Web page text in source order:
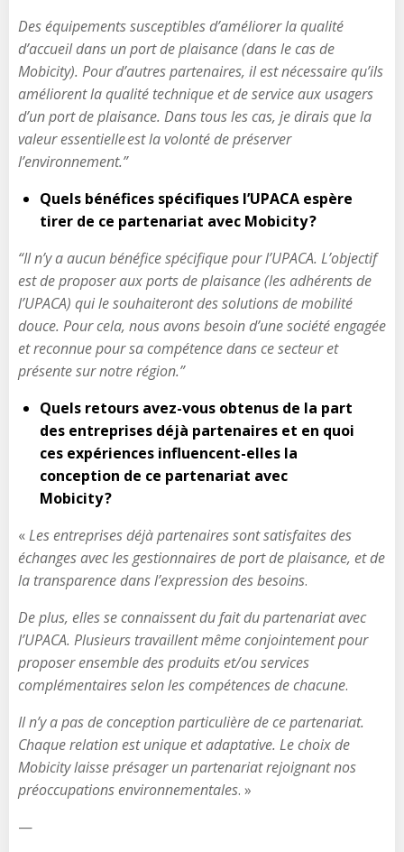
Des équipements susceptibles d’améliorer la qualité
d’accueil dans un port de plaisance (dans le cas de
Mobicity). Pour d’autres partenaires, il est nécessaire qu’ils
améliorent la qualité technique et de service aux usagers
d’un port de plaisance. Dans tous les cas, je dirais que la
valeur essentielle est la volonté de préserver
l’environnement.”
Quels bénéfices spécifiques l’UPACA espère
tirer de ce partenariat avec Mobicity ?
“Il n’y a aucun bénéfice spécifique pour l’UPACA. L’objectif
est de proposer aux ports de plaisance (les adhérents de
l’UPACA) qui le souhaiteront des solutions de mobilité
douce. Pour cela, nous avons besoin d’une société engagée
et reconnue pour sa compétence dans ce secteur et
présente sur notre région.”
Quels retours avez-vous obtenus de la part
des entreprises déjà partenaires et en quoi
ces expériences influencent-elles la
conception de ce partenariat avec
Mobicity ?
«Les entreprises déjà partenaires sont satisfaites des
échanges avec les gestionnaires de port de plaisance, et de
la transparence dans l’expression des besoins.
De plus, elles se connaissent du fait du partenariat avec
l’UPACA. Plusieurs travaillent même conjointement pour
proposer ensemble des produits et/ou services
complémentaires selon les compétences de chacune.
Il n’y a pas de conception particulière de ce partenariat.
Chaque relation est unique et adaptative. Le choix de
Mobicity laisse présager un partenariat rejoignant nos
préoccupations environnementales. »
—